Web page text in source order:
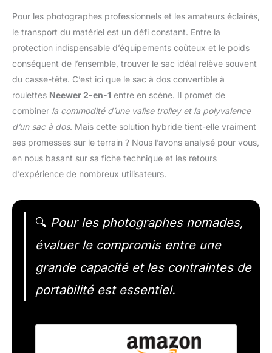
Pour les photographes professionnels et les amateurs éclairés,
le transport du matériel est un défi constant. Entre la
protection indispensable d’équipements coûteux et le poids
conséquent de l’ensemble, trouver le sac idéal relève souvent
du casse-tête. C’est ici que le sac à dos convertible à
roulettes Neewer 2-en-1 entre en scène. Il promet de
combiner la commodité d’une valise trolley et la polyvalence
d’un sac à dos. Mais cette solution hybride tient-elle vraiment
ses promesses sur le terrain ? Nous l’avons analysé pour vous,
en nous basant sur sa fiche technique et les retours
d’expérience de nombreux utilisateurs.
🔍 Pour les photographes nomades,
évaluer le compromis entre une
grande capacité et les contraintes de
portabilité est essentiel.